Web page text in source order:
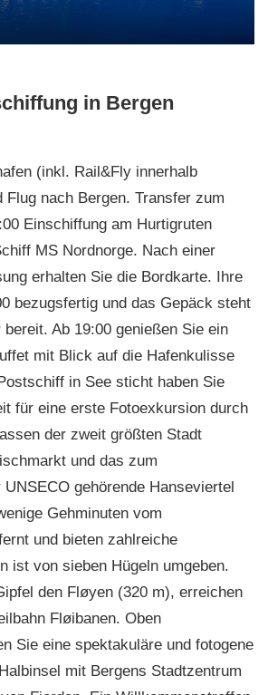
in Bergen
(inkl. Rail&Fly innerhalb
Flug nach Bergen. Transfer zum
Einschiffung am Hurtigruten
MS Nordnorge. Nach einer
erhalten Sie die Bordkarte. Ihre
bezugsfertig und das Gepäck steht
Ab 19:00 genießen Sie ein
mit Blick auf die Hafenkulisse
in See sticht haben Sie
für eine erste Fotoexkursion durch
der zweit größten Stadt
und das zum
gehörende Hanseviertel
Gehminuten vom
und bieten zahlreiche
ist von sieben Hügeln umgeben.
den Fløyen (320 m), erreichen
Fløibanen. Oben
Sie eine spektakuläre und fotogene
mit Bergens Stadtzentrum